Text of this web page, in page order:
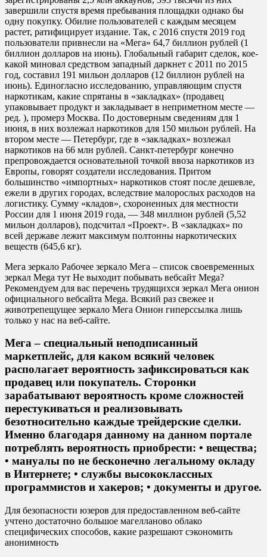
завершили спустя время пребывания площадки однако бы
одну покупку. Обилие пользователей с каждым месяцем
растет, ратифицирует издание. Так, с 2016 спустя 2019 год
пользователи привнесли на «Мега» 64,7 биллион рублей (1
биллион долларов на июнь). Глобальный габарит сделок, кое-
какой миновал средством западный даркнет с 2011 по 2015
год, составил 191 мильон долларов (12 биллион рублей на
июнь). Единогласно исследованию, управляющим спустя
наркотикам, какие спрятаны в «закладках» (продавец
упаковывает продукт и закладывает в неприметном месте —
ред. ), промерз Москва. По достоверным сведениям для 1
июня, в них возлежал наркотиков для 150 мильон рублей. На
втором месте — Петербург, где в «закладках» возлежал
наркотиков на 66 млн рублей. Санкт-петербург конечно
препровождается основательной точкой ввоза наркотиков из
Европы, говорят создатели исследования. Притом
большинство «импортных» наркотиков стоят после дешевле,
ежели в других городах, вследствие малорослых расходов на
логистику. Сумму «кладов», схороненных для местности
России для 1 июня 2019 года, — 348 миллион рублей (5,52
мильон долларов), подсчитал «Проект». В «закладках» по
всей державе лежит максимум полтонны наркотических
веществ (645,6 кг).
Мега зеркало Рабочее зеркало Мега – список своевременных
зеркал Mega тут Не выходит побывать вебсайт Mega?
Рекомендуем для вас перечень трудящихся зеркал Мега онион
официального вебсайта Mega. Всякий раз свежее и
животрепещущее зеркало Мега Онион гиперссылка лишь
только у нас на веб-сайте.
Мега – специальный неподписанный
маркетплейс, для каком всякий человек
располагает вероятность зафиксироваться как
продавец или покупатель. Сторонки
зарабатывают вероятность кроме сложностей
перестукиваться и реализовывать
безотносительно каждые трейдерские сделки.
Именно благодаря данному на данном портале
потреблять вероятность приобрести: • вещества;
• мануалы по не бесконечно легальному окладу
в Интернете; • службы высококлассных
программистов и хакеров; • документы и другое.
Для безопасности юзеров для предоставленном веб-сайте
учтено достаточно большое магелланово облако
специфических способов, какие разрешают сэкономить
анонимность